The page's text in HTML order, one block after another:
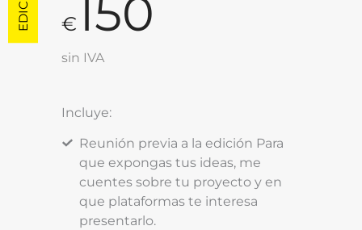
€150
sin IVA
Incluye:
Reunión previa a la edición Para
que expongas tus ideas, me
cuentes sobre tu proyecto y en
que plataformas te interesa
presentarlo.